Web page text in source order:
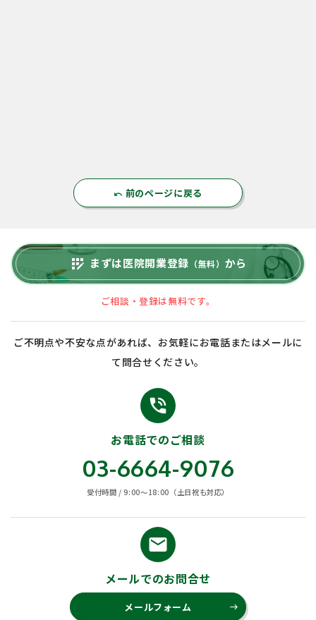
undo 前のページに戻る
app_registration まずは医院開業登録 （無料） から
ご相談・登録は無料です。
ご不明点や不安な点があれば、お気軽にお電話またはメールに
て問合せください。
phone_in_talk
お電話でのご相談
03-6664-9076
受付時間 / 9:00〜18:00（土日祝も対応）
email
メールでのお問合せ
メールフォーム east